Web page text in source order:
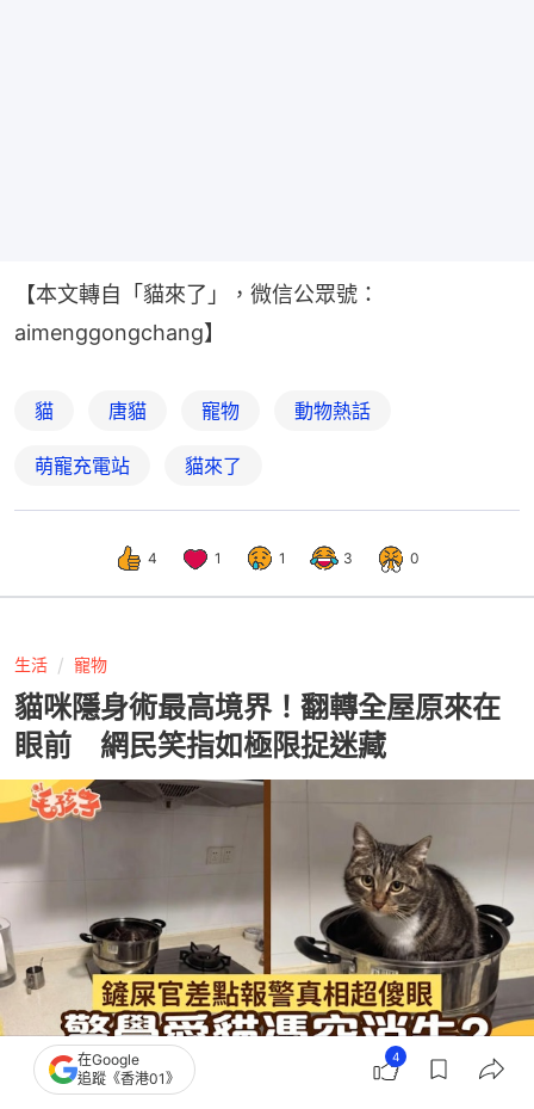
【本文轉自「貓來了」，微信公眾號：
aimenggongchang】
貓 唐貓 寵物 動物熱話
萌寵充電站 貓來了
4 1 1 3 0
生活 寵物
貓咪隱身術最高境界！翻轉全屋原來在
眼前 網民笑指如極限捉迷藏
撰文：擼貓教授
在Google
追蹤《香港01》
4